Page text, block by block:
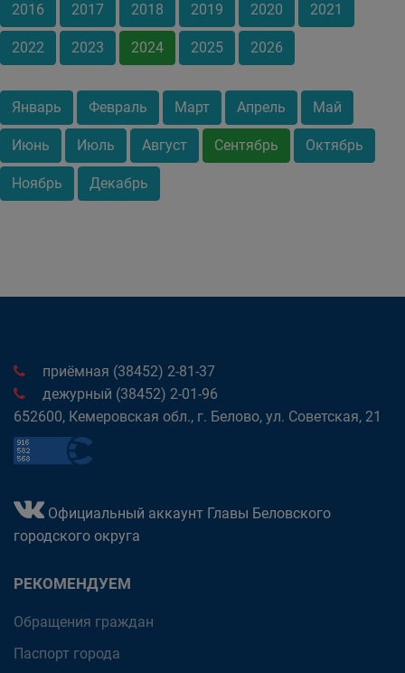
2016 2017 2018 2019 2020 2021
2022 2023 2024 2025 2026
Январь Февраль Март Апрель Май
Июнь Июль Август Сентябрь Октябрь
Ноябрь Декабрь
приёмная (38452) 2-81-37
дежурный (38452) 2-01-96
652600, Кемеровская обл., г. Белово, ул. Советская, 21
Официальный аккаунт Главы Беловского
городского округа
РЕКОМЕНДУЕМ
Обращения граждан
Паспорт города